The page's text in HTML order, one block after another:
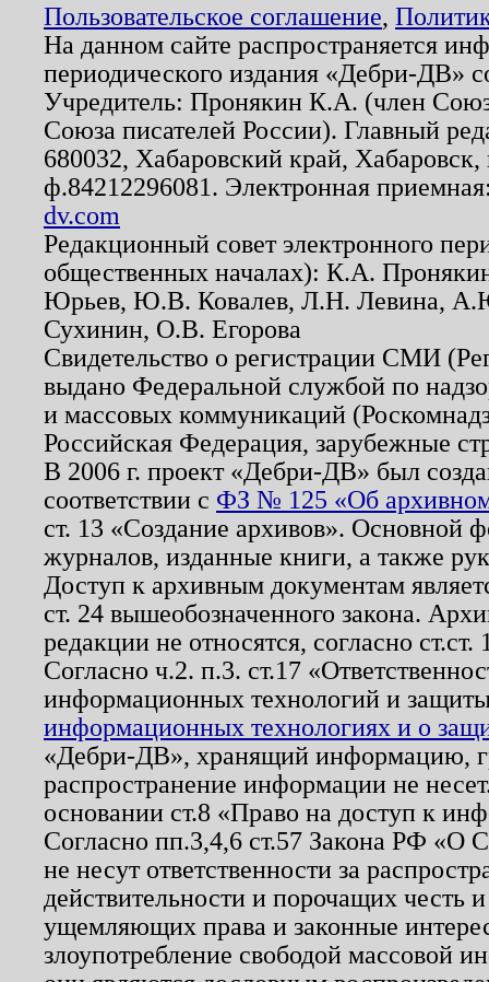
Пользовательское соглашение,
На данном сайте распространяется
периодического издания «Дебри-ДВ»
Учредитель: Пронякин К.А. (член
Союза писателей России). Главный
680032, Хабаровский край,
ф.84212296081. Электронная
dv.com
Редакционный совет электронного
общественных началах): К.А.
Юрьев, Ю.В. Ковалев, Л.Н. Левина,
Сухинин, О.В. Егорова
Свидетельство о регистрации СМИ
выдано Федеральной службой по
и массовых коммуникаций
Российская Федерация, зарубежные
В 2006 г. проект «Дебри-ДВ» был
соответствии с ФЗ № 125 «Об
ст. 13 «Создание архивов». Основной
журналов, изданные книги, а также
Доступ к архивным документам
ст. 24 вышеобозначенного закона.
редакции не относятся, согласно
Согласно ч.2. п.3. ст.17
информационных технологий и
информационных технологиях и о
«Дебри-ДВ», хранящий информацию,
распространение информации не
основании ст.8 «Право на доступ к
Согласно пп.3,4,6 ст.57 Закона РФ «О
не несут ответственности за
действительности и порочащих честь
ущемляющих права и законные
злоупотребление свободой массовой